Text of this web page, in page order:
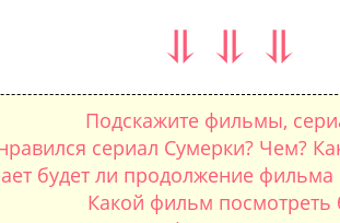
⥥ ⥥ ⥥
Подскажите фильмы,
сериал Сумерки? Чем?
будет ли продолжение фильма
Какой фильм посмотреть